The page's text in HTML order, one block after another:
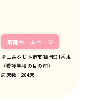
病院ホームページ
埼玉県ふじみ野市福岡931番地
（看護学校の目の前）
病床数：284床